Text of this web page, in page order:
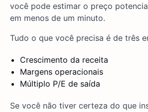
você pode estimar o preço
em menos de um minuto.
Tudo o que você precisa é de três
Crescimento da receita
Margens operacionais
Múltiplo P/E de saída
Se você não tiver certeza do que